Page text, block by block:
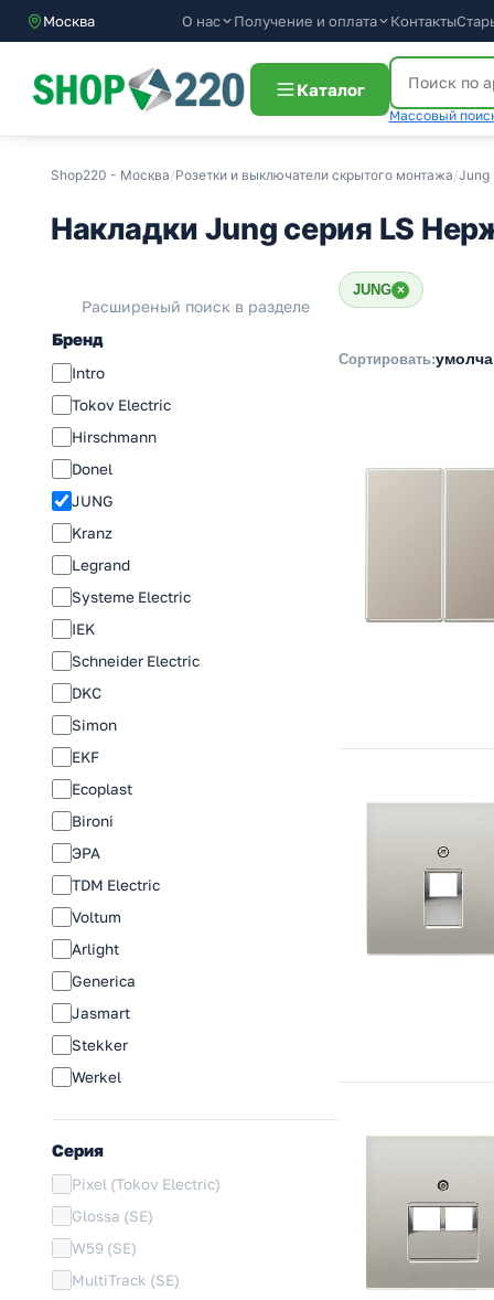
Москва О нас Получение и оплата Контакты
Каталог
Массовый
Shop220 - Москва/Розетки и выключатели скрытого монтажа/Jung
Накладки Jung серия LS
Расширеный поиск в разделе
Бренд
Intro
Tokov Electric
Hirschmann
Donel
JUNG
Kranz
Legrand
Systeme Electric
IEK
Schneider Electric
DKC
Simon
EKF
Ecoplast
Bironi
ЭРА
TDM Electric
Voltum
Arlight
Generica
Jasmart
Stekker
Werkel
Серия
Pixel (Tokov Electric)
Glossa (SE)
W59 (SE)
MultiTrack (SE)
JUNG ×
Сортировать: